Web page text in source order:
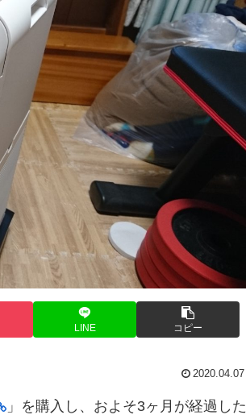
LINE コピー
2020.04.07
」を購入し、およそ3ヶ月が経過した